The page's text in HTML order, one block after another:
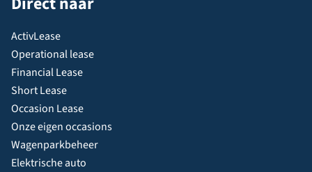
ActivLease
Operational lease
Financial Lease
Short Lease
Occasion Lease
Onze eigen occasions
Wagenparkbeheer
Elektrische auto